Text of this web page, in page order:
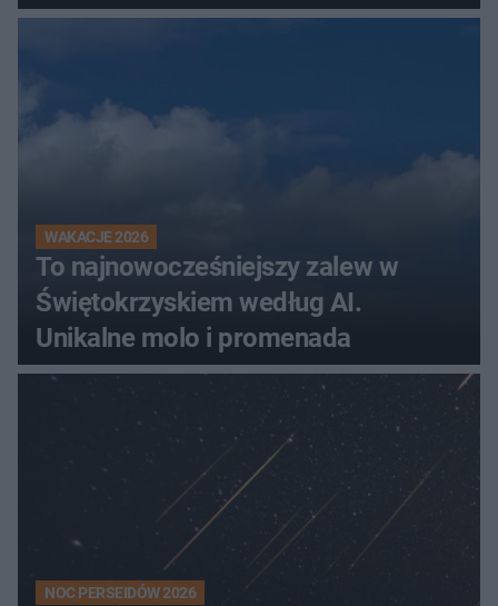
Świętokrzyskiem
WAKACJE 2026
To najnowocześniejszy zalew w
Świętokrzyskiem według AI.
Unikalne molo i promenada
NOC PERSEIDÓW 2026